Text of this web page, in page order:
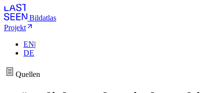
Bildatlas
Projekt
EN|
DE
Quellen